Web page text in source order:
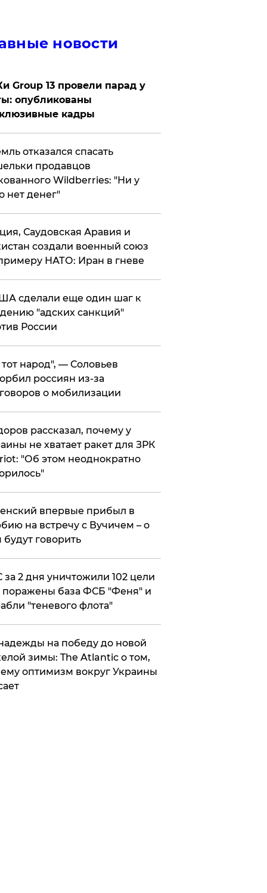
новости
Group 13 провели парад у
опубликованы
кадры
отказался спасать
продавцов
Wildberries: "Ни у
нет денег"
Саудовская Аравия и
создали военный союз
НАТО: Иран в гневе
сделали еще один шаг к
"адских санкций"
России
народ", — Соловьев
россиян из-за
о мобилизации
рассказал, почему у
не хватает ракет для ЗРК
"Об этом неоднократно
впервые прибыл в
на встречу с Вучичем – о
будут говорить
за 2 дня уничтожили 102 цели
база ФСБ "Феня" и
"теневого флота"
на победу до новой
зимы: The Atlantic о том,
оптимизм вокруг Украины